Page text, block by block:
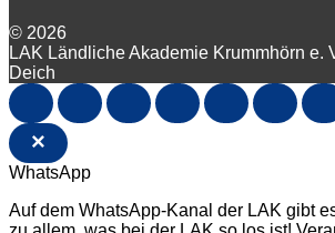
© 2026
LAK Ländliche Akademie Krummhörn e.
Deich
×
WhatsApp
Auf dem WhatsApp-Kanal der LAK gibt